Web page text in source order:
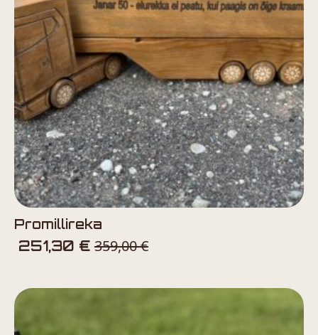
Promillireka
359,00€
251,30 €